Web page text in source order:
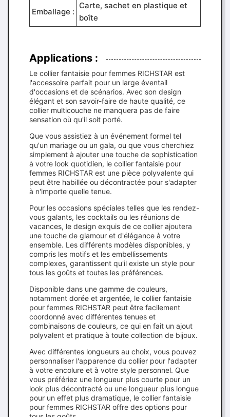
Emballage :
Carte, sachet en plastique et
boîte
Applications :
Le collier fantaisie pour femmes RICHSTAR est
l'accessoire parfait pour un large éventail
d'occasions et de scénarios. Avec son design
élégant et son savoir-faire de haute qualité, ce
collier multicouche ne manquera pas de faire
sensation où qu'il soit porté.
Que vous assistiez à un événement formel tel
qu'un mariage ou un gala, ou que vous cherchiez
simplement à ajouter une touche de sophistication
à votre look quotidien, le collier fantaisie pour
femmes RICHSTAR est une pièce polyvalente qui
peut être habillée ou décontractée pour s'adapter
à n'importe quelle tenue.
Pour les occasions spéciales telles que les rendez-
vous galants, les cocktails ou les réunions de
vacances, le design exquis de ce collier ajoutera
une touche de glamour et d'élégance à votre
ensemble. Les différents modèles disponibles, y
compris les motifs et les embellissements
complexes, garantissent qu'il existe un style pour
tous les goûts et toutes les préférences.
Disponible dans une gamme de couleurs,
notamment dorée et argentée, le collier fantaisie
pour femmes RICHSTAR peut être facilement
coordonné avec différentes tenues et
combinaisons de couleurs, ce qui en fait un ajout
polyvalent et pratique à toute collection de bijoux.
Avec différentes longueurs au choix, vous pouvez
personnaliser l'apparence du collier pour l'adapter
à votre encolure et à votre style personnel. Que
vous préfériez une longueur plus courte pour un
look plus décontracté ou une longueur plus longue
pour un effet plus dramatique, le collier fantaisie
pour femmes RICHSTAR offre des options pour